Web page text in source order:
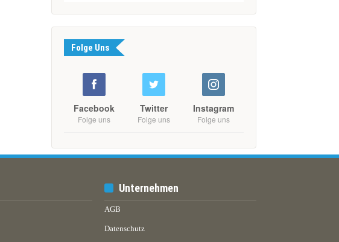
Folge Uns
Facebook
Folge uns
Twitter
Folge uns
Instagram
Folge uns
Unternehmen
AGB
Datenschutz